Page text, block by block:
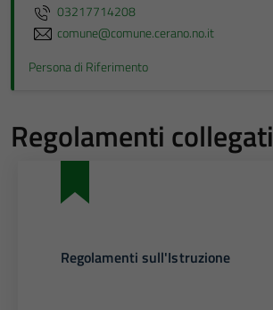
03217714208
comune@comune.cerano.no.it
Persona di Riferimento
Regolamenti collegati
Regolamenti sull'Istruzione